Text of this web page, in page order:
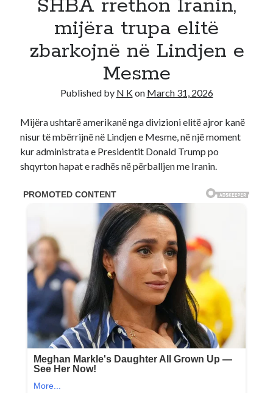
Recent Comments
No comments to show.
SHBA rrethon Iranin,
mijëra trupa elitë
zbarkojnë në Lindjen e
Mesme
Published by N Kon March 31, 2026
Mijëra ushtarë amerikanë nga divizioni elitë ajror kanë
nisur të mbërrijnë në Lindjen e Mesme, në një moment
kur administrata e Presidentit Donald Trump po
shqyrton hapat e radhës në përballjen me Iranin.